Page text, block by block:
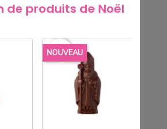
de produits de Noël
NOUVEAU
favorite_border
FANTOME MM